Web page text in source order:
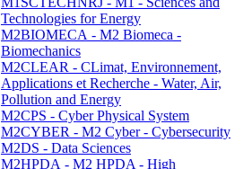
Technologies for Energy
M2BIOMECA - M2 Biomeca -
Biomechanics
M2CLEAR - CLimat, Environnement,
Applications et Recherche - Water, Air,
Pollution and Energy
M2CPS - Cyber Physical System
M2CYBER - M2 Cyber - Cybersecurity
M2DS - Data Sciences
M2HPDA - M2 HPDA - High